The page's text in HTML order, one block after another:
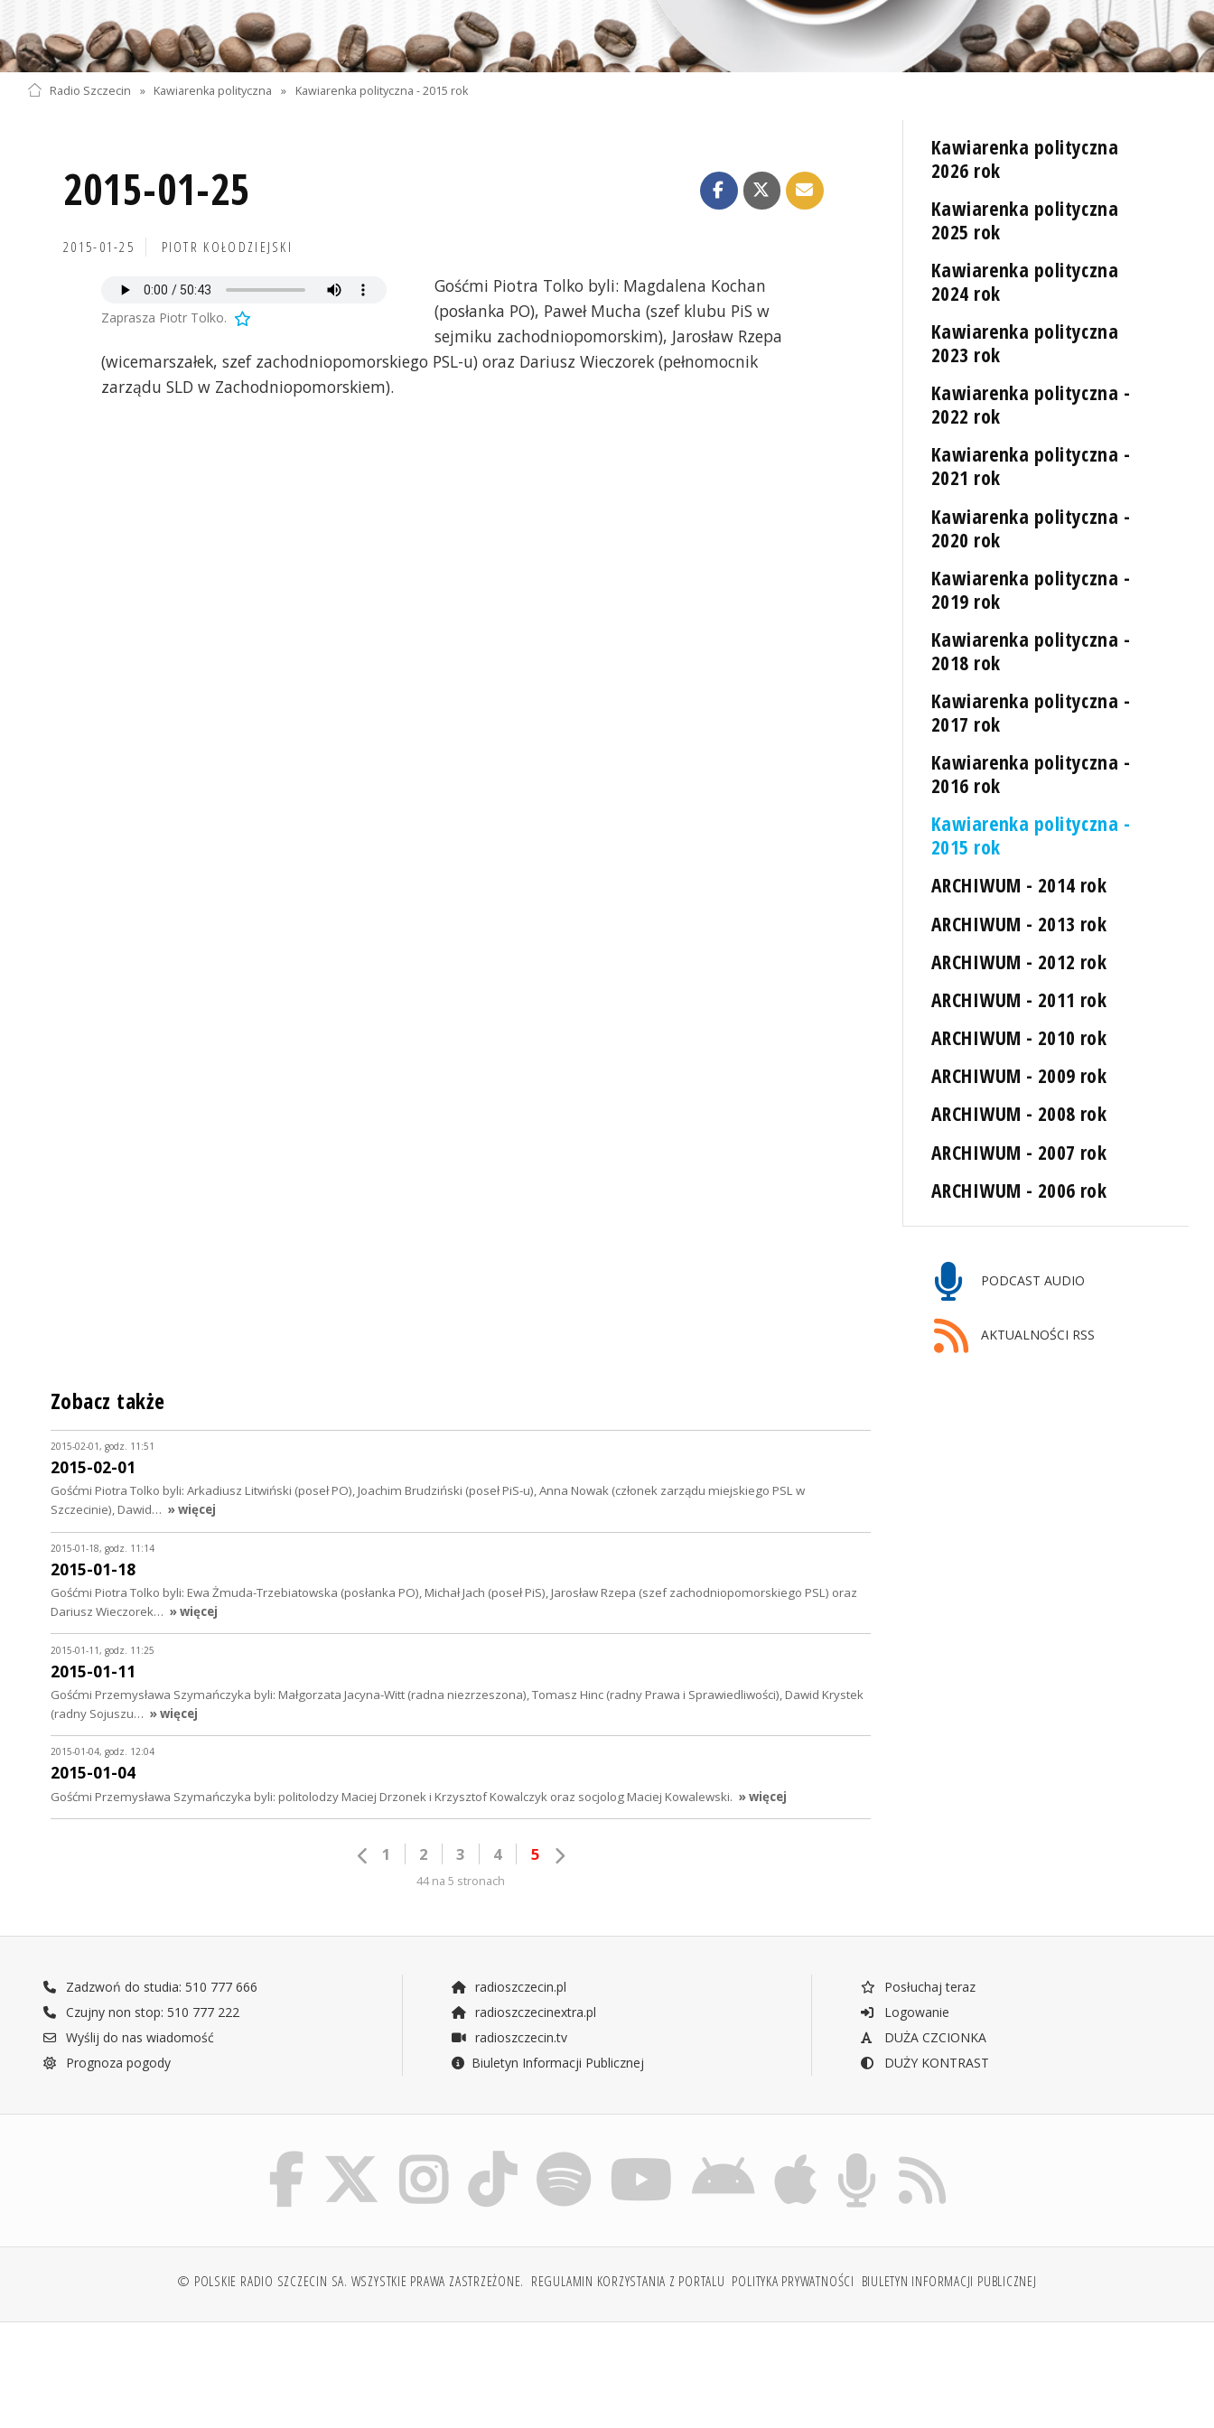
Radio Szczecin » Kawiarenka polityczna » Kawiarenka polityczna - 2015 rok
2015-01-25
2015-01-25 PIOTR KOŁODZIEJSKI
Zaprasza Piotr Tolko.
Gośćmi Piotra Tolko byli: Magdalena Kochan
(posłanka PO), Paweł Mucha (szef klubu PiS w
sejmiku zachodniopomorskim), Jarosław Rzepa
(wicemarszałek, szef zachodniopomorskiego PSL-u) oraz Dariusz Wieczorek (pełnomocnik
zarządu SLD w Zachodniopomorskiem).
Kawiarenka polityczna
2026 rok
Kawiarenka polityczna
2025 rok
Kawiarenka polityczna
2024 rok
Kawiarenka polityczna
2023 rok
Kawiarenka polityczna -
2022 rok
Kawiarenka polityczna -
2021 rok
Kawiarenka polityczna -
2020 rok
Kawiarenka polityczna -
2019 rok
Kawiarenka polityczna -
2018 rok
Kawiarenka polityczna -
2017 rok
Kawiarenka polityczna -
2016 rok
Kawiarenka polityczna -
2015 rok
ARCHIWUM - 2014 rok
ARCHIWUM - 2013 rok
ARCHIWUM - 2012 rok
ARCHIWUM - 2011 rok
ARCHIWUM - 2010 rok
ARCHIWUM - 2009 rok
ARCHIWUM - 2008 rok
ARCHIWUM - 2007 rok
ARCHIWUM - 2006 rok
PODCAST AUDIO
AKTUALNOŚCI RSS
Zobacz także
2015-02-01, godz. 11:51
2015-02-01
Gośćmi Piotra Tolko byli: Arkadiusz Litwiński (poseł PO), Joachim Brudziński (poseł PiS-u), Anna Nowak (członek zarządu miejskiego PSL w
Szczecinie), Dawid… » więcej
2015-01-18, godz. 11:14
2015-01-18
Gośćmi Piotra Tolko byli: Ewa Żmuda-Trzebiatowska (posłanka PO), Michał Jach (poseł PiS), Jarosław Rzepa (szef zachodniopomorskiego PSL) oraz
Dariusz Wieczorek… » więcej
2015-01-11, godz. 11:25
2015-01-11
Gośćmi Przemysława Szymańczyka byli: Małgorzata Jacyna-Witt (radna niezrzeszona), Tomasz Hinc (radny Prawa i Sprawiedliwości), Dawid Krystek
(radny Sojuszu… » więcej
2015-01-04, godz. 12:04
2015-01-04
Gośćmi Przemysława Szymańczyka byli: politolodzy Maciej Drzonek i Krzysztof Kowalczyk oraz socjolog Maciej Kowalewski. » więcej
1 2 3 4 5
44 na 5 stronach
Zadzwoń do studia: 510 777 666
Czujny non stop: 510 777 222
Wyślij do nas wiadomość
Prognoza pogody
radioszczecin.pl
radioszczecinextra.pl
radioszczecin.tv
Biuletyn Informacji Publicznej
Posłuchaj teraz
Logowanie
DUŻA CZCIONKA
DUŻY KONTRAST
© POLSKIE RADIO SZCZECIN SA. WSZYSTKIE PRAWA ZASTRZEŻONE. REGULAMIN KORZYSTANIA Z PORTALU POLITYKA PRYWATNOŚCI BIULETYN INFORMACJI PUBLICZNEJ